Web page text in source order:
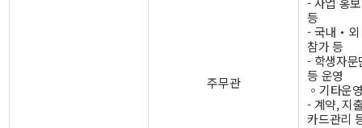
주무관
등
- 국내・
참가 등
- 학생자
등 운영
◦기타운
- 계약, 지
카드관리